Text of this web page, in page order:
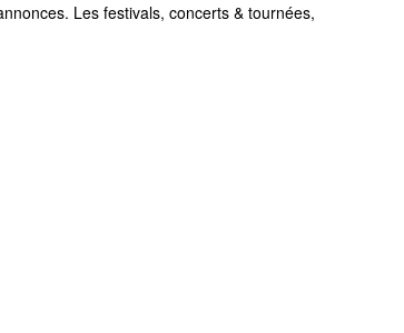
Les festivals, concerts & tournées,